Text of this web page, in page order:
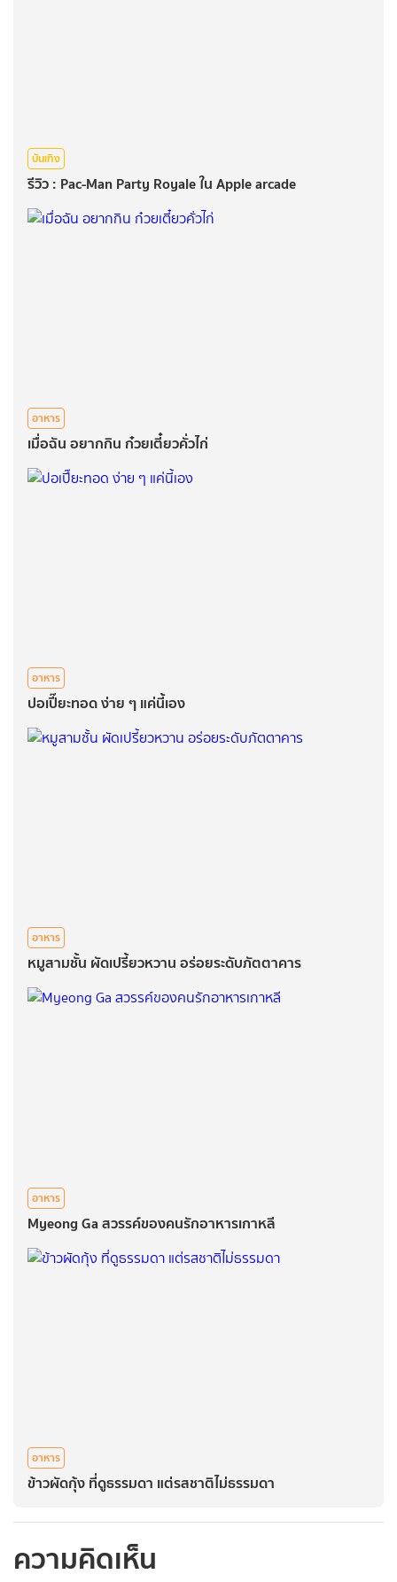
บันเทิง
รีวิว : Pac-Man Party Royale ใน Apple arcade
อาหาร
เมื่อฉัน อยากกิน ก๋วยเตี๋ยวคั่วไก่
อาหาร
ปอเปี๊ยะทอด ง่าย ๆ แค่นี้เอง
อาหาร
หมูสามชั้น ผัดเปรี้ยวหวาน อร่อยระดับภัตตาคาร
อาหาร
Myeong Ga สวรรค์ของคนรักอาหารเกาหลี
อาหาร
ข้าวผัดกุ้ง ที่ดูธรรมดา แต่รสชาติไม่ธรรมดา
ความคิดเห็น